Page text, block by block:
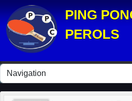
PING
PEROLS
Panneau de gestion des cookies